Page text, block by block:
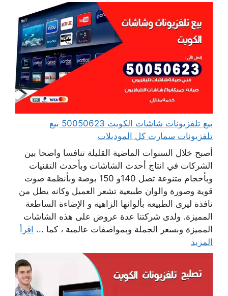
بيع تلفزيونات شاشات الكويت 50050623 بيع
تلفزيونات سمارت كل الموديلات
أصبح خلال السنوات الماضية القليلة تنافسا واضحا بين
الشركات في انتاج أحدث الشاشات وبأحدث التقنيات
وبأحجام متنوعة تصل 140و 150 بوصة وبأنظمة صوت
قوية وصورة والوان طبيعية تشعر العميل وكانه يطل من
نافذة ليرى الطبيعة بألوانها الزاهية و الإضاءة الساطعة
المميزة. ولدى شركتنا عدة عروض على هذه الشاشات
المميزة وبسعر الجملة وبمواصفات عالمية ، كما ... اقرأ
المزيد